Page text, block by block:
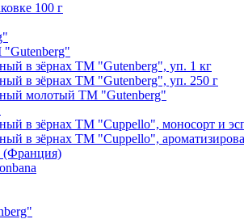
100 г
в зёрнах ТМ "Gutenberg", уп. 1 кг
в зёрнах ТМ "Gutenberg", уп. 250 г
молотый ТМ "Gutenberg"
в зёрнах ТМ "Cuppello", моносорт и
в зёрнах ТМ "Cuppello",